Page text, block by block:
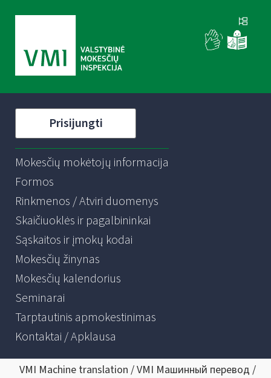
Prisijungti
Mokesčių mokėtojų informacija
Formos
Rinkmenos / Atviri duomenys
Skaičiuoklės ir pagalbininkai
Sąskaitos ir įmokų kodai
Mokesčių žinynas
Mokesčių kalendorius
Seminarai
Tarptautinis apmokestinimas
Kontaktai / Apklausa
VMI Machine translation / VMI Машинный перевод /